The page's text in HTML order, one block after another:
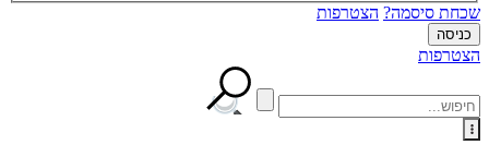
שכחת סיסמה? הצטרפות
הצטרפות